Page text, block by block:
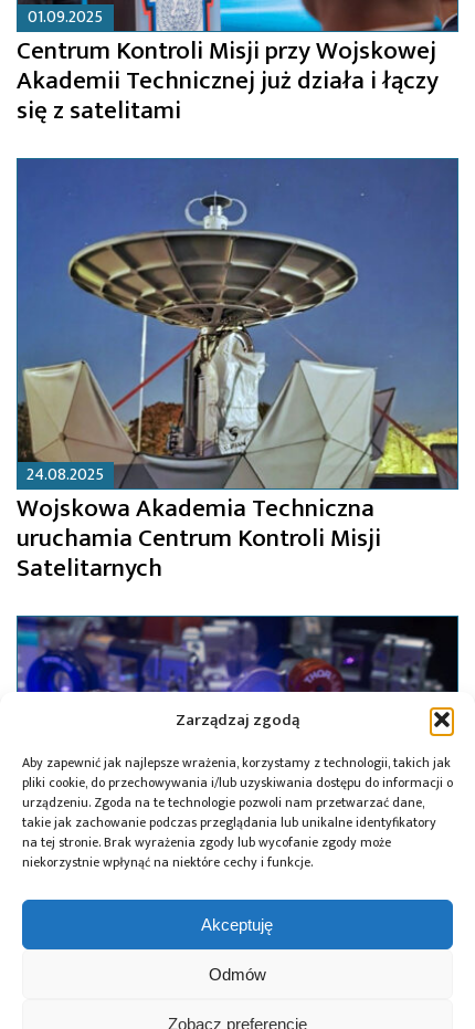
Zarządzaj zgodą
Aby zapewnić jak najlepsze wrażenia, korzystamy z technologii, takich jak
pliki cookie, do przechowywania i/lub uzyskiwania dostępu do informacji o
urządzeniu. Zgoda na te technologie pozwoli nam przetwarzać dane,
takie jak zachowanie podczas przeglądania lub unikalne identyfikatory
na tej stronie. Brak wyrażenia zgody lub wycofanie zgody może
niekorzystnie wpłynąć na niektóre cechy i funkcje.
Akceptuję
Odmów
Zobacz preferencje
01.09.2025
Centrum Kontroli Misji przy Wojskowej
Akademii Technicznej już działa i łączy
się z satelitami
24.08.2025
Wojskowa Akademia Techniczna
uruchamia Centrum Kontroli Misji
Satelitarnych
WAT przygotował systemy